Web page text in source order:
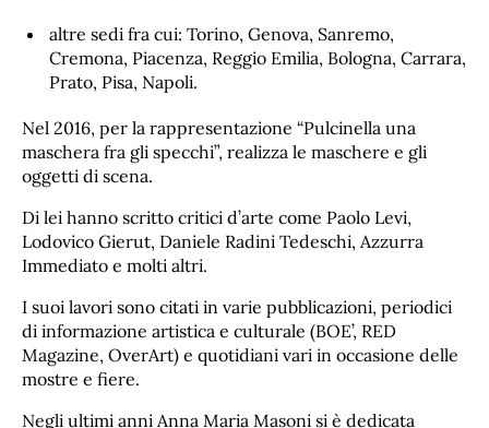
altre sedi fra cui: Torino, Genova, Sanremo,
Cremona, Piacenza, Reggio Emilia, Bologna, Carrara,
Prato, Pisa, Napoli.
Nel 2016, per la rappresentazione “Pulcinella una
maschera fra gli specchi”, realizza le maschere e gli
oggetti di scena.
Di lei hanno scritto critici d’arte come Paolo Levi,
Lodovico Gierut, Daniele Radini Tedeschi, Azzurra
Immediato e molti altri.
I suoi lavori sono citati in varie pubblicazioni, periodici
di informazione artistica e culturale (BOE’, RED
Magazine, OverArt) e quotidiani vari in occasione delle
mostre e fiere.
Negli ultimi anni Anna Maria Masoni si è dedicata